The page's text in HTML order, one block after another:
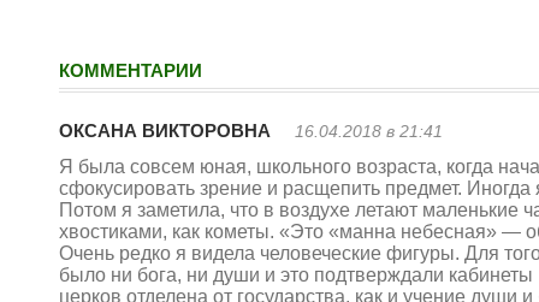
КОММЕНТАРИИ
ОКСАНА ВИКТОРОВНА 16.04.2018 в 21:41
Я была совсем юная, школьного возраста, когда
сфокусировать зрение и расщепить предмет.
Потом я заметила, что в воздухе летают маленькие
хвостиками, как кометы. «Это «манна небесная» —
Очень редко я видела человеческие фигуры. Для
было ни бога, ни души и это подтверждали
церков отделена от государства, как и учение